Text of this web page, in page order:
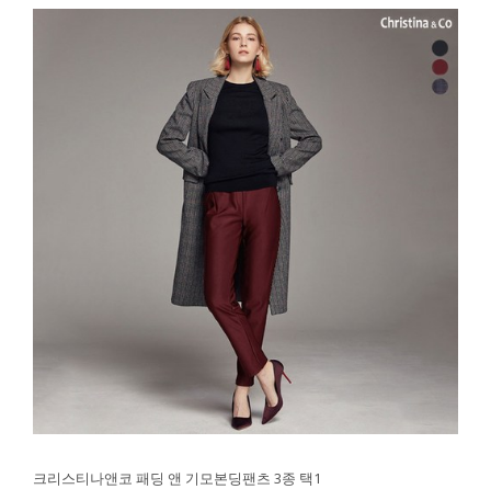
크리스티나앤코 패딩 앤 기모본딩팬츠 3종 택1